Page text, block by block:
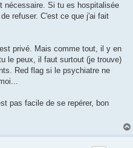
nécessaire. Si tu es hospitalisée
refuser. C'est ce que j'ai fait
privé. Mais comme tout, il y en
le peux, il faut surtout (je trouve)
Red flag si le psychiatre ne
pas facile de se repérer, bon